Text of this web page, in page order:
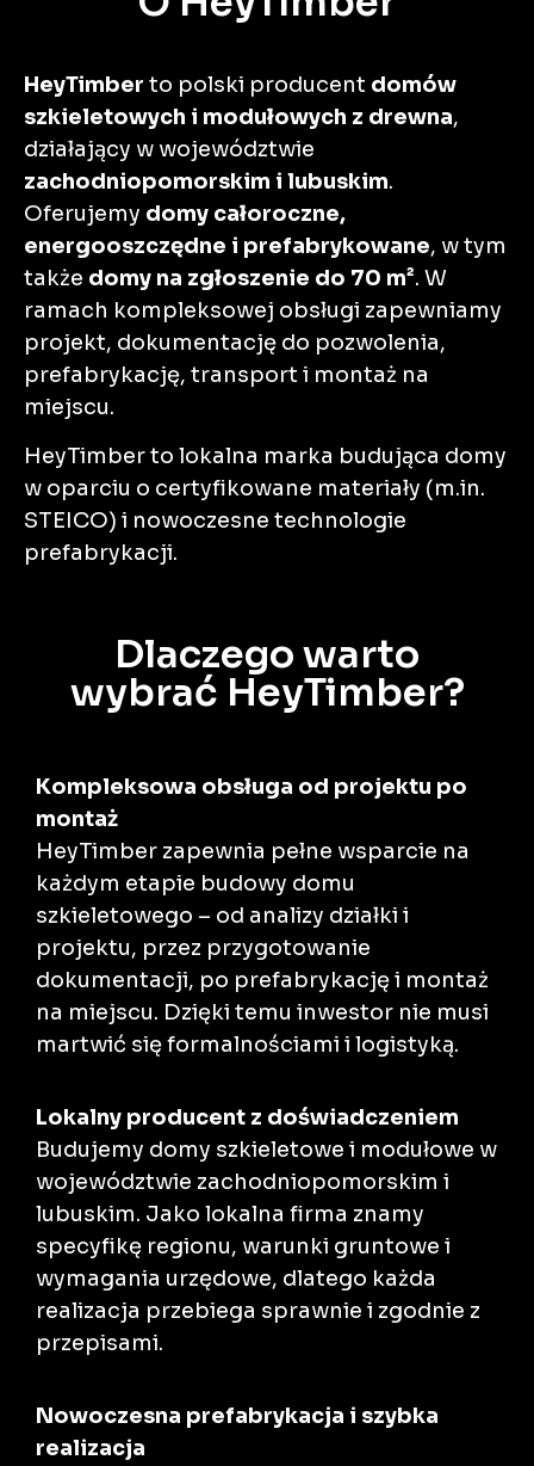
HeyTimber to polski producent domów
szkieletowych i modułowych z drewna,
działający w województwie
zachodniopomorskim i lubuskim.
Oferujemy domy całoroczne,
energooszczędne i prefabrykowane, w tym
także domy na zgłoszenie do 70 m². W
ramach kompleksowej obsługi zapewniamy
projekt, dokumentację do pozwolenia,
prefabrykację, transport i montaż na
miejscu.
HeyTimber to lokalna marka budująca domy
w oparciu o certyfikowane materiały (m.in.
STEICO) i nowoczesne technologie
prefabrykacji.
Dlaczego warto
wybrać HeyTimber?
Kompleksowa obsługa od projektu po
montaż
HeyTimber zapewnia pełne wsparcie na
każdym etapie budowy domu
szkieletowego – od analizy działki i
projektu, przez przygotowanie
dokumentacji, po prefabrykację i montaż
na miejscu. Dzięki temu inwestor nie musi
martwić się formalnościami i logistyką.
Lokalny producent z doświadczeniem
Budujemy domy szkieletowe i modułowe w
województwie zachodniopomorskim i
lubuskim. Jako lokalna firma znamy
specyfikę regionu, warunki gruntowe i
wymagania urzędowe, dlatego każda
realizacja przebiega sprawnie i zgodnie z
przepisami.
Nowoczesna prefabrykacja i szybka
realizacja